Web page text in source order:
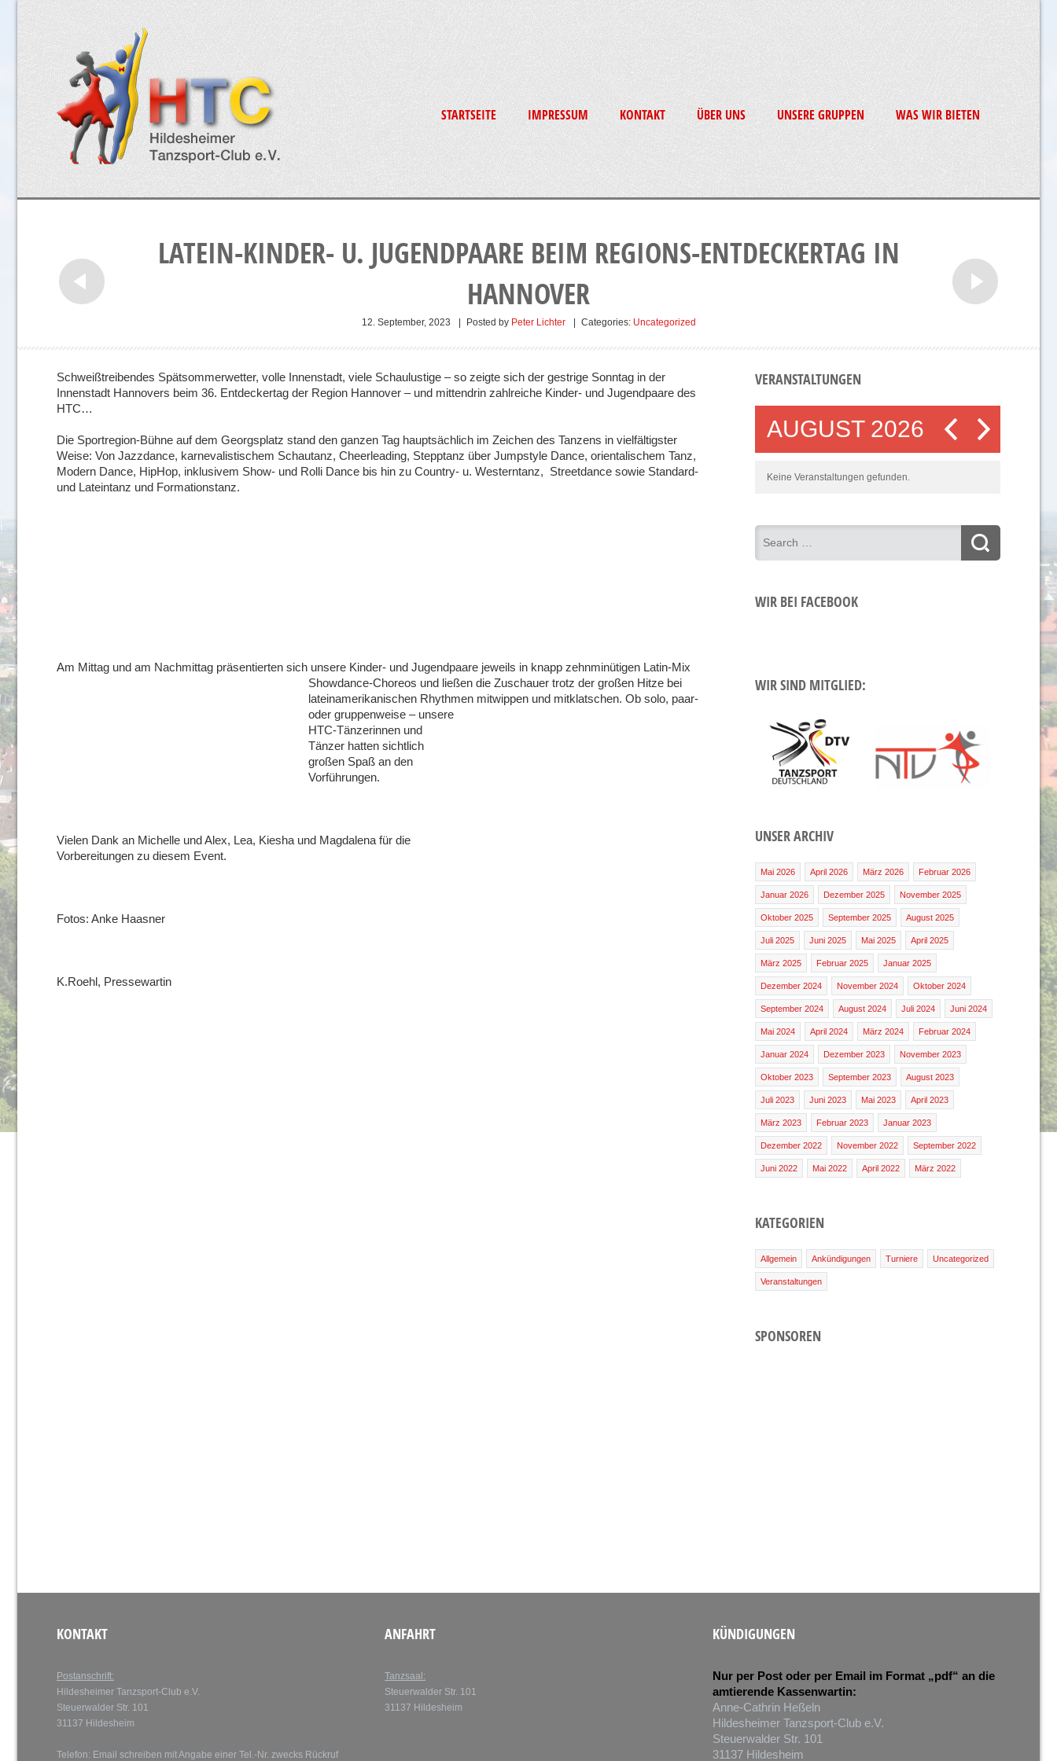
STARTSEITE IMPRESSUM KONTAKT ÜBER UNS UNSERE GRUPPEN WAS WIR BIETEN
LATEIN-KINDER- U. JUGENDPAARE BEIM REGIONS-ENTDECKERTAG IN
HANNOVER
12. September, 2023 Posted by Peter Lichter Categories: Uncategorized
Schweißtreibendes Spätsommerwetter, volle Innenstadt, viele Schaulustige – so zeigte sich der gestrige Sonntag in der
Innenstadt Hannovers beim 36. Entdeckertag der Region Hannover – und mittendrin zahlreiche Kinder- und Jugendpaare des
HTC…
Die Sportregion-Bühne auf dem Georgsplatz stand den ganzen Tag hauptsächlich im Zeichen des Tanzens in vielfältigster
Weise: Von Jazzdance, karnevalistischem Schautanz, Cheerleading, Stepptanz über Jumpstyle Dance, orientalischem Tanz,
Modern Dance, HipHop, inklusivem Show- und Rolli Dance bis hin zu Country- u. Westerntanz, Streetdance sowie Standard-
und Lateintanz und Formationstanz.
Am Mittag und am Nachmittag präsentierten sich unsere Kinder- und Jugendpaare jeweils in knapp zehnminütigen Latin-Mix
Showdance-Choreos und ließen die Zuschauer trotz der großen Hitze bei
lateinamerikanischen Rhythmen mitwippen und mitklatschen. Ob solo, paar-
oder gruppenweise – unsere
HTC-Tänzerinnen und
Tänzer hatten sichtlich
großen Spaß an den
Vorführungen.
Vielen Dank an Michelle und Alex, Lea, Kiesha und Magdalena für die
Vorbereitungen zu diesem Event.
Fotos: Anke Haasner
K.Roehl, Pressewartin
VERANSTALTUNGEN
AUGUST 2026
Keine Veranstaltungen gefunden.
WIR BEI FACEBOOK
WIR SIND MITGLIED:
UNSER ARCHIV
Mai 2026 April 2026 März 2026 Februar 2026
Januar 2026 Dezember 2025 November 2025
Oktober 2025 September 2025 August 2025
Juli 2025 Juni 2025 Mai 2025 April 2025
März 2025 Februar 2025 Januar 2025
Dezember 2024 November 2024 Oktober 2024
September 2024 August 2024 Juli 2024 Juni 2024
Mai 2024 April 2024 März 2024 Februar 2024
Januar 2024 Dezember 2023 November 2023
Oktober 2023 September 2023 August 2023
Juli 2023 Juni 2023 Mai 2023 April 2023
März 2023 Februar 2023 Januar 2023
Dezember 2022 November 2022 September 2022
Juni 2022 Mai 2022 April 2022 März 2022
KATEGORIEN
Allgemein Ankündigungen Turniere Uncategorized
Veranstaltungen
SPONSOREN
KONTAKT
Postanschrift:
Hildesheimer Tanzsport-Club e.V.
Steuerwalder Str. 101
31137 Hildesheim
Telefon: Email schreiben mit Angabe einer Tel.-Nr. zwecks Rückruf
ANFAHRT
Tanzsaal:
Steuerwalder Str. 101
31137 Hildesheim
KÜNDIGUNGEN
Nur per Post oder per Email im Format „pdf“ an die
amtierende Kassenwartin:
Anne-Cathrin Heßeln
Hildesheimer Tanzsport-Club e.V.
Steuerwalder Str. 101
31137 Hildesheim